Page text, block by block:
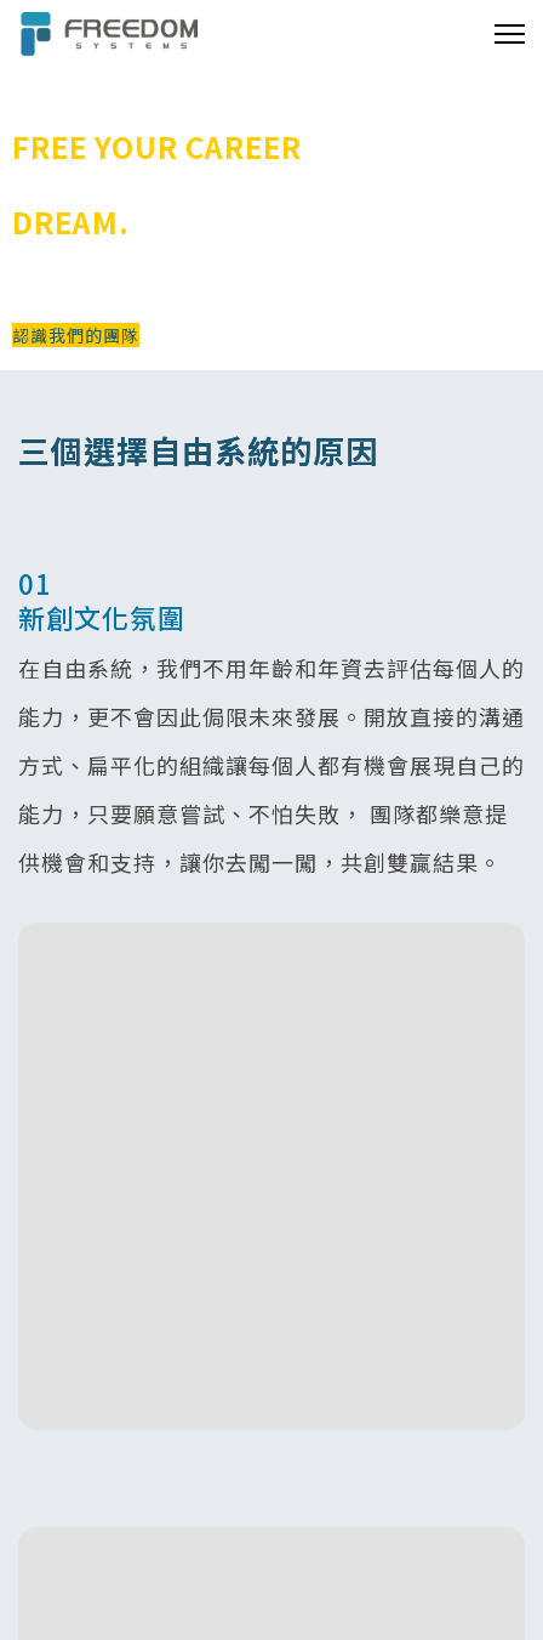
FREE YOUR CAREER
DREAM.
認識我們的團隊
三個選擇自由系統的原因
01
新創文化氛圍
在自由系統，我們不用年齡和年資去評估每個人的
能力，更不會因此侷限未來發展。開放直接的溝通
方式、扁平化的組織讓每個人都有機會展現自己的
能力，只要願意嘗試、不怕失敗， 團隊都樂意提
供機會和支持，讓你去闖一闖，共創雙贏結果。​